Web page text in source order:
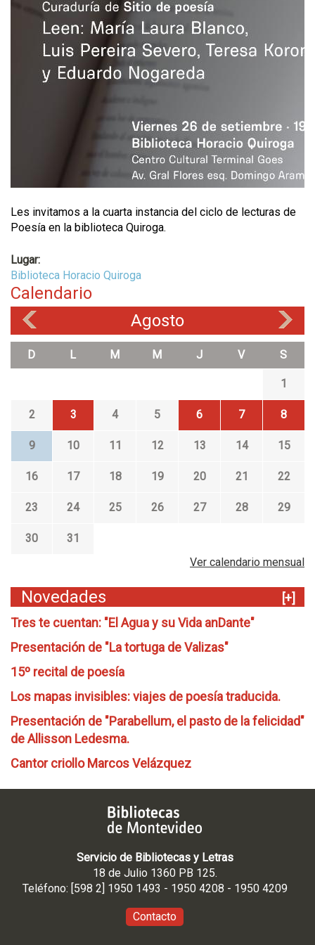
Les invitamos a la cuarta instancia del ciclo de lecturas de
Poesía en la biblioteca Quiroga.
Lugar:
Biblioteca Horacio Quiroga
Calendario
Agosto
D L M M J V S
1
2 3 4 5 6 7 8
9 10 11 12 13 14 15
16 17 18 19 20 21 22
23 24 25 26 27 28 29
30
31
Ver calendario mensual
Novedades
[+]
Tres te cuentan: "El Agua y su Vida anDante"
Presentación de "La tortuga de Valizas"
15º recital de poesía
Los mapas invisibles: viajes de poesía traducida.
Presentación de "Parabellum, el pasto de la felicidad"
de Allisson Ledesma.
Cantor criollo Marcos Velázquez
Servicio de Bibliotecas y Letras
18 de Julio 1360 PB 125.
Teléfono: [598 2] 1950 1493 - 1950 4208 - 1950 4209
Contacto